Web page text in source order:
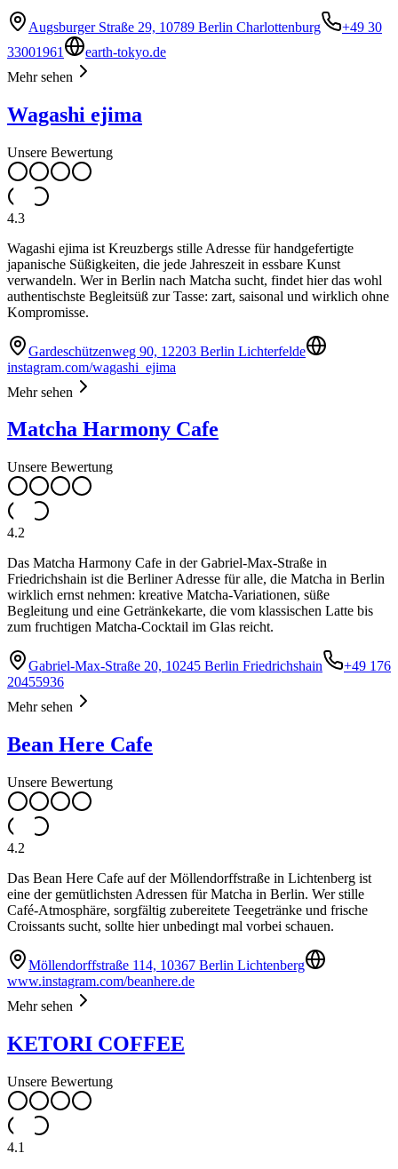
Augsburger Straße 29, 10789 Berlin Charlottenburg
+49 30
33001961
earth-tokyo.de
Mehr sehen
Wagashi ejima
Unsere Bewertung
4.3
Wagashi ejima ist Kreuzbergs stille Adresse für handgefertigte
japanische Süßigkeiten, die jede Jahreszeit in essbare Kunst
verwandeln. Wer in Berlin nach Matcha sucht, findet hier das wohl
authentischste Begleitsüß zur Tasse: zart, saisonal und wirklich ohne
Kompromisse.
Gardeschützenweg 90, 12203 Berlin Lichterfelde
instagram.com/wagashi_ejima
Mehr sehen
Matcha Harmony Cafe
Unsere Bewertung
4.2
Das Matcha Harmony Cafe in der Gabriel-Max-Straße in
Friedrichshain ist die Berliner Adresse für alle, die Matcha in Berlin
wirklich ernst nehmen: kreative Matcha-Variationen, süße
Begleitung und eine Getränkekarte, die vom klassischen Latte bis
zum fruchtigen Matcha-Cocktail im Glas reicht.
Gabriel-Max-Straße 20, 10245 Berlin Friedrichshain
+49 176
20455936
Mehr sehen
Bean Here Cafe
Unsere Bewertung
4.2
Das Bean Here Cafe auf der Möllendorffstraße in Lichtenberg ist
eine der gemütlichsten Adressen für Matcha in Berlin. Wer stille
Café-Atmosphäre, sorgfältig zubereitete Teegetränke und frische
Croissants sucht, sollte hier unbedingt mal vorbei schauen.
Möllendorffstraße 114, 10367 Berlin Lichtenberg
www.instagram.com/beanhere.de
Mehr sehen
KETORI COFFEE
Unsere Bewertung
4.1